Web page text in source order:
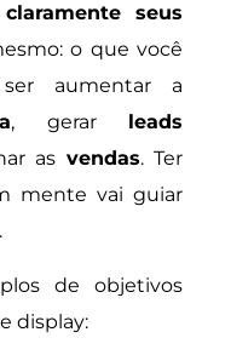
seus
o que você
aumentar a
, gerar leads
as vendas. Ter
mente vai guiar
de objetivos
display: